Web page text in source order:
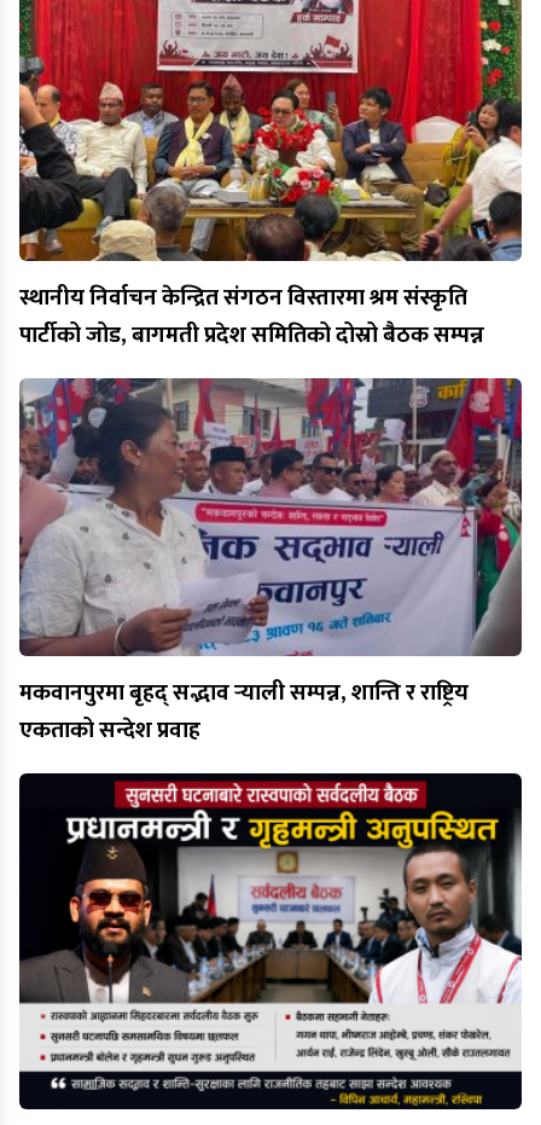
स्थानीय निर्वाचन केन्द्रित संगठन विस्तारमा श्रम संस्कृति
पार्टीको जोड, बागमती प्रदेश समितिको दोस्रो बैठक सम्पन्न
मकवानपुरमा बृहद् सद्भाव र्‍याली सम्पन्न, शान्ति र राष्ट्रिय
एकताको सन्देश प्रवाह